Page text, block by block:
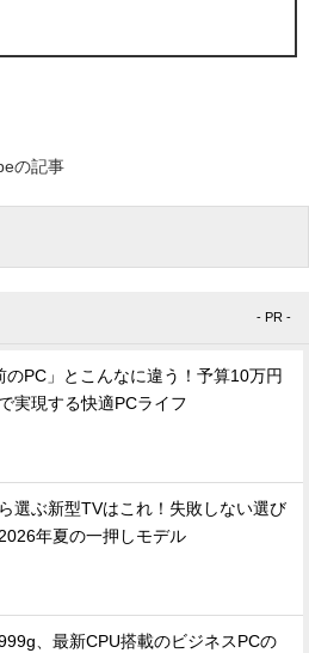
の記事
- PR -
のPC」とこんなに違う！予算10万円
実現する快適PCライフ
選ぶ新型TVはこれ！失敗しない選び
年夏の一押しモデル
、最新CPU搭載のビジネスPCの